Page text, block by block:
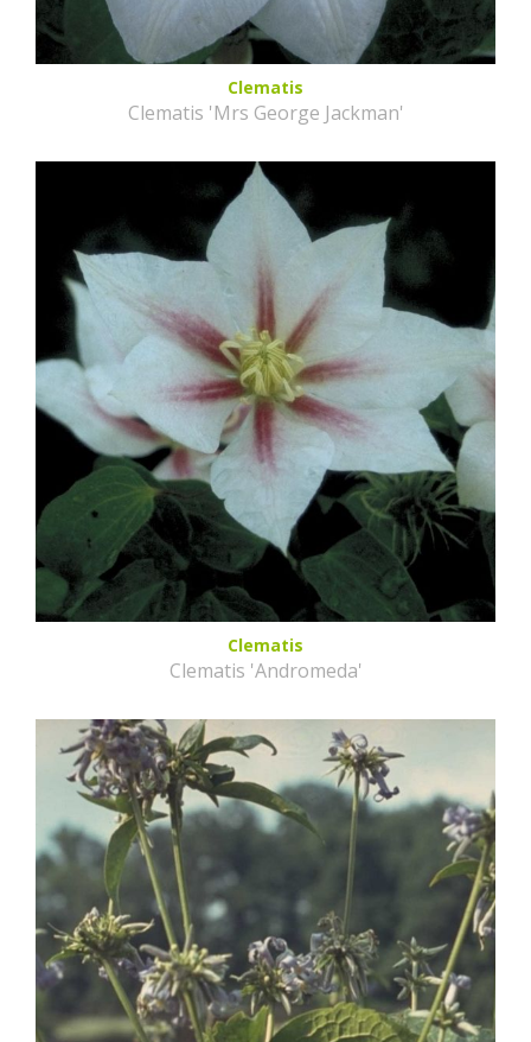
Clematis
Clematis 'Mrs George Jackman'
Clematis
Clematis 'Andromeda'